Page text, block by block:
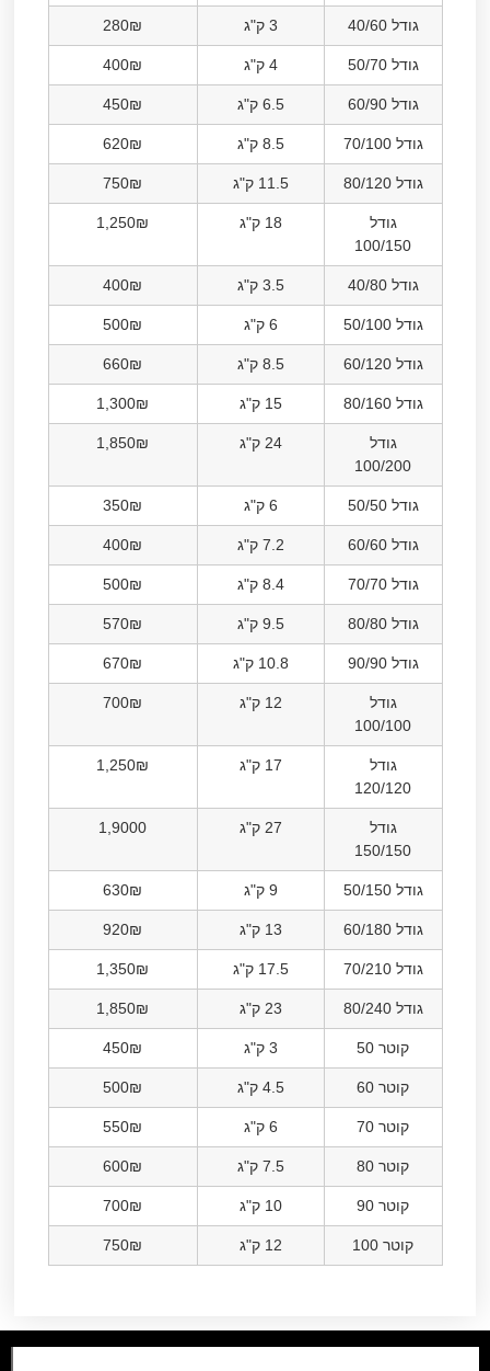
גודל 40/60 3 ק"ג 280₪
גודל 50/70 4 ק"ג 400₪
גודל 60/90 6.5 ק"ג 450₪
גודל 70/100 8.5 ק"ג 620₪
גודל 80/120 11.5 ק"ג 750₪
גודל
100/150
18 ק"ג 1,250₪
גודל 40/80 3.5 ק"ג 400₪
גודל 50/100 6 ק"ג 500₪
גודל 60/120 8.5 ק"ג 660₪
גודל 80/160 15 ק"ג 1,300₪
גודל
100/200
24 ק"ג 1,850₪
גודל 50/50 6 ק"ג 350₪
גודל 60/60 7.2 ק"ג 400₪
גודל 70/70 8.4 ק"ג 500₪
גודל 80/80 9.5 ק"ג 570₪
גודל 90/90 10.8 ק"ג 670₪
גודל
100/100
12 ק"ג 700₪
גודל
120/120
17 ק"ג 1,250₪
גודל
150/150
27 ק"ג 1,9000
גודל 50/150 9 ק"ג 630₪
גודל 60/180 13 ק"ג 920₪
גודל 70/210 17.5 ק"ג 1,350₪
גודל 80/240 23 ק"ג 1,850₪
קוטר 50 3 ק"ג 450₪
קוטר 60 4.5 ק"ג 500₪
קוטר 70 6 ק"ג 550₪
קוטר 80 7.5 ק"ג 600₪
קוטר 90 10 ק"ג 700₪
קוטר 100 12 ק"ג 750₪